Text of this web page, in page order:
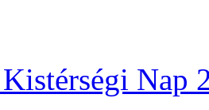
Nap